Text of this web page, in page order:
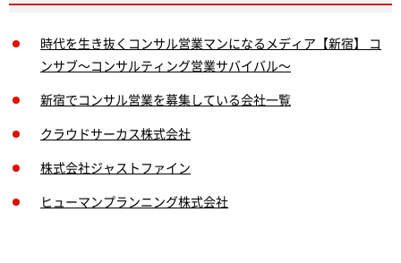
時代を生き抜くコンサル営業マンになるメディア【新宿】 コ
ンサブ～コンサルティング営業サバイバル～
新宿でコンサル営業を募集している会社一覧
クラウドサーカス株式会社
株式会社ジャストファイン
ヒューマンプランニング株式会社